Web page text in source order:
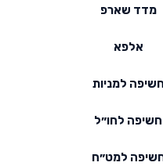
מדד שארפ
אלפא
חשיפה למניות
חשיפה לחו״ל
למט״ח